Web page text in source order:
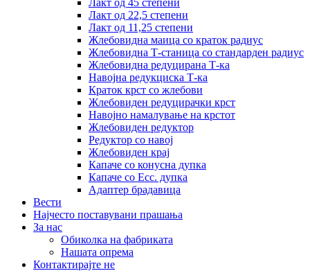
Лакт од 45 степени
Лакт од 22,5 степени
Лакт од 11,25 степени
Жлебовидна маица со краток радиус
Жлебовидна Т-станица со стандарден радиус
Жлебовидна редуцирана Т-ка
Навојна редукциска Т-ка
Краток крст со жлебови
Жлебовиден редуцирачки крст
Навојно намалување на крстот
Жлебовиден редуктор
Редуктор со навој
Жлебовиден крај
Капаче со конусна дупка
Капаче со Ecc. дупка
Адаптер брадавица
Вести
Најчесто поставувани прашања
За нас
Обиколка на фабриката
Нашата опрема
Контактирајте не